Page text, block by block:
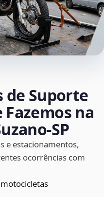
de Suporte
na
e estacionamentos,
ocorrências com